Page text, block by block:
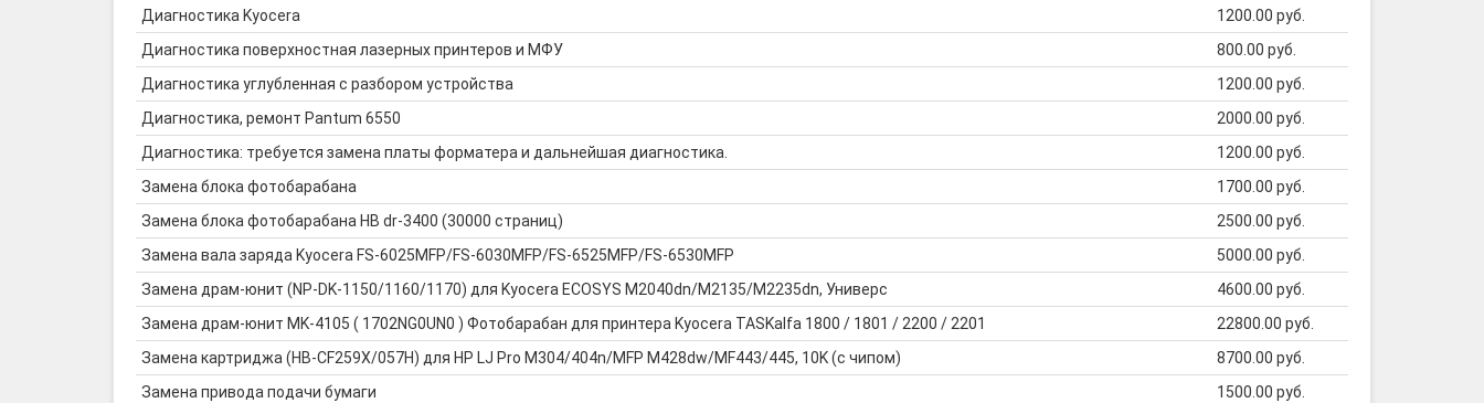
Диагностика Kyocera
1200.00 руб.
Диагностика поверхностная лазерных принтеров и МФУ
800.00 руб.
Диагностика углубленная с разбором устройства
1200.00 руб.
Диагностика, ремонт Pantum 6550
2000.00 руб.
Диагностика: требуется замена платы форматера и дальнейшая диагностика.
1200.00 руб.
Замена блока фотобарабана
1700.00 руб.
Замена блока фотобарабана HB dr-3400 (30000 страниц)
2500.00 руб.
Замена вала заряда Kyocera FS-6025MFP/FS-6030MFP/FS-6525MFP/FS-6530MFP
5000.00 руб.
Замена драм-юнит (NP-DK-1150/1160/1170) для Kyocera ECOSYS M2040dn/M2135/M2235dn, Универс
4600.00 руб.
Замена драм-юнит MK-4105 ( 1702NG0UN0 ) Фотобарабан для принтера Kyocera TASKalfa 1800 / 1801 / 2200 / 2201
22800.00 руб.
Замена картриджа (HB-CF259X/057H) для HP LJ Pro M304/404n/MFP M428dw/MF443/445, 10K (с чипом)
8700.00 руб.
Замена привода подачи бумаги
1500.00 руб.